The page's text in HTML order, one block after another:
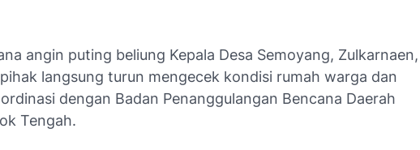
angin puting beliung Kepala Desa Semoyang, Zulkarnaen,
langsung turun mengecek kondisi rumah warga dan
dengan Badan Penanggulangan Bencana Daerah
Tengah.